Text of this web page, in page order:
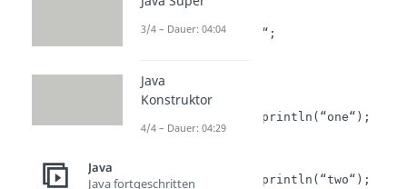
String wort = “zwei“;
switch (wort){
    case “eins“:
	break;
	System.out.println(“two“);
3/4 – Dauer: 04:04
Java
Konstruktor
4/4 – Dauer: 04:29
Java
Java fortgeschritten